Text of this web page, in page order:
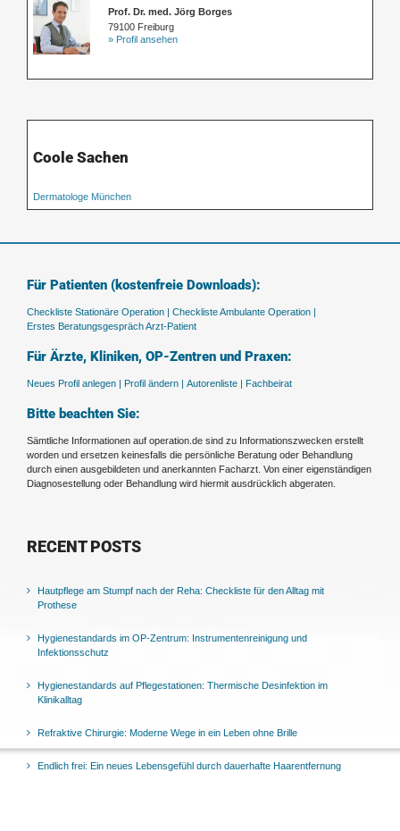
Prof. Dr. med. Jörg Borges
79100 Freiburg
» Profil ansehen
Coole Sachen
Dermatologe München
Für Patienten (kostenfreie Downloads):
Checkliste Stationäre Operation | Checkliste Ambulante Operation |
Erstes Beratungsgespräch Arzt-Patient
Für Ärzte, Kliniken, OP-Zentren und Praxen:
Neues Profil anlegen | Profil ändern | Autorenliste | Fachbeirat
Bitte beachten Sie:
Sämtliche Informationen auf operation.de sind zu Informationszwecken erstellt
worden und ersetzen keinesfalls die persönliche Beratung oder Behandlung
durch einen ausgebildeten und anerkannten Facharzt. Von einer eigenständigen
Diagnosestellung oder Behandlung wird hiermit ausdrücklich abgeraten.
RECENT POSTS
Hautpflege am Stumpf nach der Reha: Checkliste für den Alltag mit
Prothese
Hygienestandards im OP-Zentrum: Instrumentenreinigung und
Infektionsschutz
Hygienestandards auf Pflegestationen: Thermische Desinfektion im
Klinikalltag
Refraktive Chirurgie: Moderne Wege in ein Leben ohne Brille
Endlich frei: Ein neues Lebensgefühl durch dauerhafte Haarentfernung